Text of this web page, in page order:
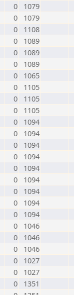
0
1079
0
1079
0
1108
0
1089
0
1089
0
1089
0
1065
0
1105
0
1105
0
1105
0
1094
0
1094
0
1094
0
1094
0
1094
0
1094
0
1094
0
1094
0
1094
0
1046
0
1046
0
1046
0
1027
0
1027
0
1351